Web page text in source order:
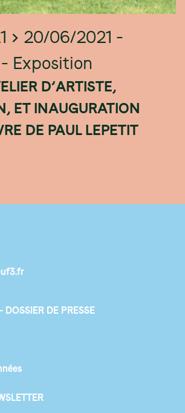
> 20/06/2021 -
Exposition
D’ARTISTE,
ET INAUGURATION
DE PAUL LEPETIT
DOSSIER DE PRESSE